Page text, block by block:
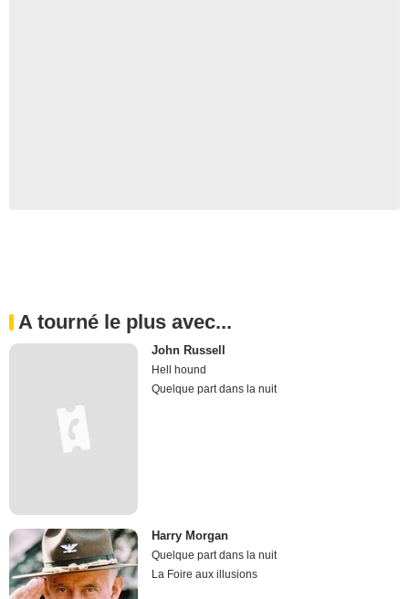
A tourné le plus avec...
John Russell
Hell hound
Quelque part dans la nuit
Harry Morgan
Quelque part dans la nuit
La Foire aux illusions